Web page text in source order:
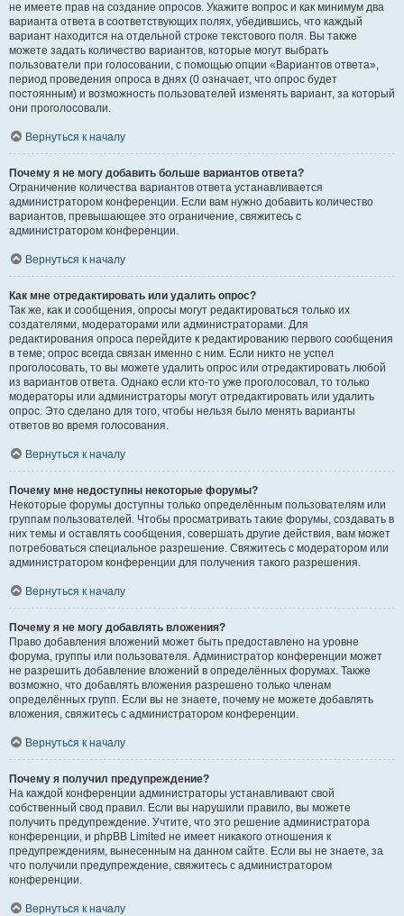
не имеете прав на создание опросов. Укажите вопрос и как минимум два
варианта ответа в соответствующих полях, убедившись, что каждый
вариант находится на отдельной строке текстового поля. Вы также
можете задать количество вариантов, которые могут выбрать
пользователи при голосовании, с помощью опции «Вариантов ответа»,
период проведения опроса в днях (0 означает, что опрос будет
постоянным) и возможность пользователей изменять вариант, за который
они проголосовали.
Вернуться к началу
Почему я не могу добавить больше вариантов ответа?
Ограничение количества вариантов ответа устанавливается
администратором конференции. Если вам нужно добавить количество
вариантов, превышающее это ограничение, свяжитесь с
администратором конференции.
Вернуться к началу
Как мне отредактировать или удалить опрос?
Так же, как и сообщения, опросы могут редактироваться только их
создателями, модераторами или администраторами. Для
редактирования опроса перейдите к редактированию первого сообщения
в теме; опрос всегда связан именно с ним. Если никто не успел
проголосовать, то вы можете удалить опрос или отредактировать любой
из вариантов ответа. Однако если кто-то уже проголосовал, то только
модераторы или администраторы могут отредактировать или удалить
опрос. Это сделано для того, чтобы нельзя было менять варианты
ответов во время голосования.
Вернуться к началу
Почему мне недоступны некоторые форумы?
Некоторые форумы доступны только определённым пользователям или
группам пользователей. Чтобы просматривать такие форумы, создавать в
них темы и оставлять сообщения, совершать другие действия, вам может
потребоваться специальное разрешение. Свяжитесь с модератором или
администратором конференции для получения такого разрешения.
Вернуться к началу
Почему я не могу добавлять вложения?
Право добавления вложений может быть предоставлено на уровне
форума, группы или пользователя. Администратор конференции может
не разрешить добавление вложений в определённых форумах. Также
возможно, что добавлять вложения разрешено только членам
определённых групп. Если вы не знаете, почему не можете добавлять
вложения, свяжитесь с администратором конференции.
Вернуться к началу
Почему я получил предупреждение?
На каждой конференции администраторы устанавливают свой
собственный свод правил. Если вы нарушили правило, вы можете
получить предупреждение. Учтите, что это решение администратора
конференции, и phpBB Limited не имеет никакого отношения к
предупреждениям, вынесенным на данном сайте. Если вы не знаете, за
что получили предупреждение, свяжитесь с администратором
конференции.
Вернуться к началу